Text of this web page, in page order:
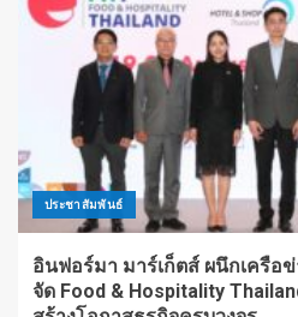
ประชาสัมพันธ์
อินฟอร์มา มาร์เก็ตส์ ผนึกเครือ
จัด Food & Hospitality